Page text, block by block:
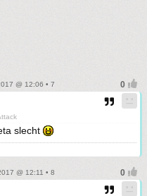
@ 12:06 • 7
slecht
@ 12:11 • 8